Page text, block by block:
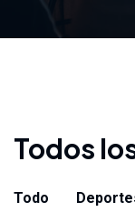
Todos
Todo